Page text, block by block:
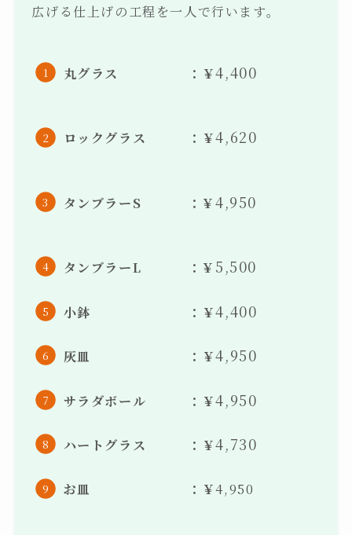
広げる仕上げの工程を一人で行います。
丸グラス ：￥4,400
ロックグラス ：￥4,620
タンブラーS ：￥4,950
タンブラーL ：￥ 5,500
小鉢 ：￥4,400
灰皿 ：￥4,950
サラダボール ：￥4,950
ハートグラス ：￥4,730
お皿 ：￥4,950